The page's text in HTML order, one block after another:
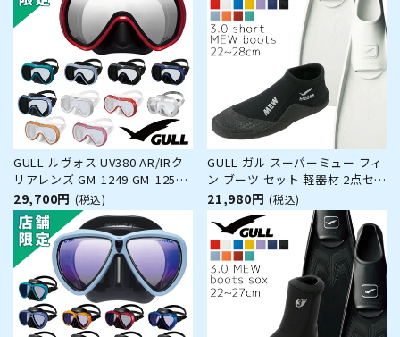
GULL ルヴォス UV380 AR/IRク
リアレンズ GM-1249 GM-1250
GM-1251 ダイビング マスク
29,700円 (税込)
GULL ガル スーパーミュー フィ
ン ブーツ セット 軽器材 2点セッ
ト スーパー ミュー フルフット
フィン ショート ミューブーツ
ダイビングブーツ シュノーケリ
ング スキンダイビング スキュー
バダイビング 【smew-sho
21,980円 (税込)